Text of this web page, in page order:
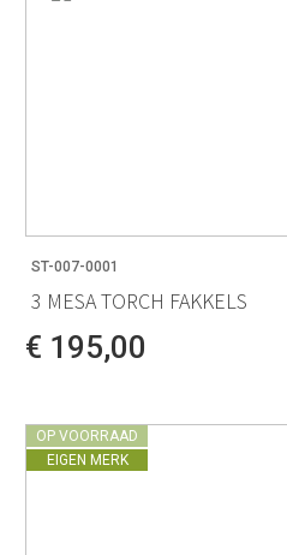
ST-007-0001
3 MESA TORCH FAKKELS
€ 195,00
OP VOORRAAD
EIGEN MERK